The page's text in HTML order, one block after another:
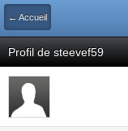
← Accueil
Profil de steevef59